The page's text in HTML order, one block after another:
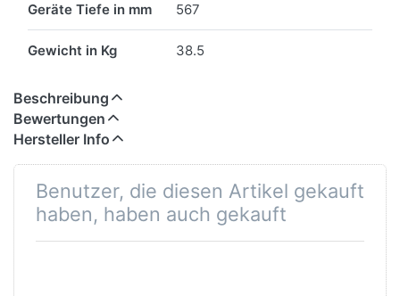
Geräte Tiefe in mm 567
Gewicht in Kg 38.5
Beschreibung
Bewertungen
Hersteller Info
Benutzer, die diesen Artikel gekauft
haben, haben auch gekauft